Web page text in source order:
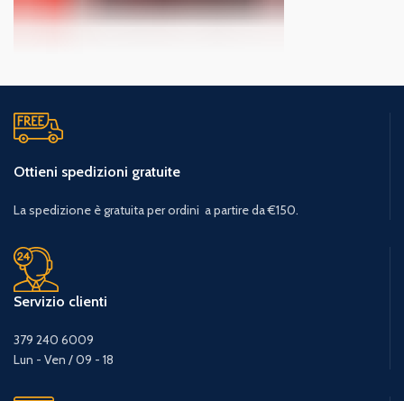
Ottieni spedizioni gratuite
La spedizione è gratuita per ordini a partire da €150.
Servizio clienti
379 240 6009
Lun - Ven / 09 - 18